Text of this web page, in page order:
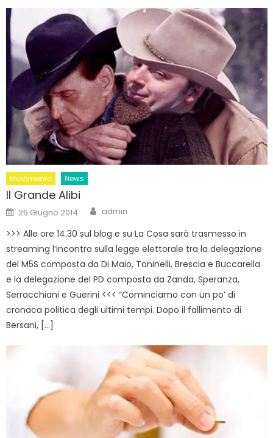
MoVimento News
Il Grande Alibi
Posted
on
25 Giugno 2014 Author
admin
>>> Alle ore 14.30 sul blog e su La Cosa sarà trasmesso in
streaming l’incontro sulla legge elettorale tra la delegazione
del M5S composta da Di Maio, Toninelli, Brescia e Buccarella
e la delegazione del PD composta da Zanda, Speranza,
Serracchiani e Guerini <<< “Cominciamo con un po’ di
cronaca politica degli ultimi tempi. Dopo il fallimento di
Bersani, […]